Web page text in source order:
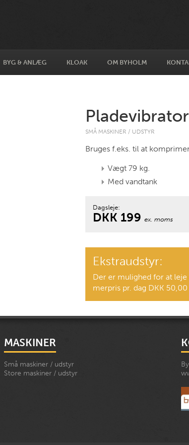
BYG & ANLÆG KLOAK OM BYHOLM
SMÅ MASKINER / UDSTYR
Bruges f.eks. til at
Vægt 79 kg.
Med vandtank
Dagsleje:
DKK 199 ex. moms
Ekstraudstyr:
Der er mulighed for at
merpris pr. dag DKK
MASKINER
Små maskiner / udstyr
Store maskiner / udstyr